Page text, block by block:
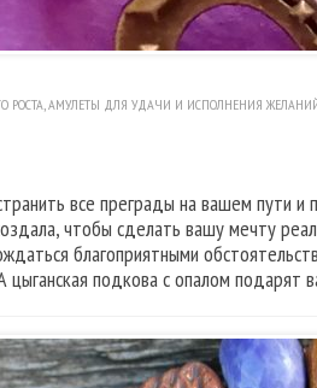
РОСТА,АМУЛЕТЫ ДЛЯ УДАЧИ И ИСПОЛНЕНИЯ
все преграды на вашем пути и
чтобы сделать вашу мечту
благоприятными
подкова с опалом подарят